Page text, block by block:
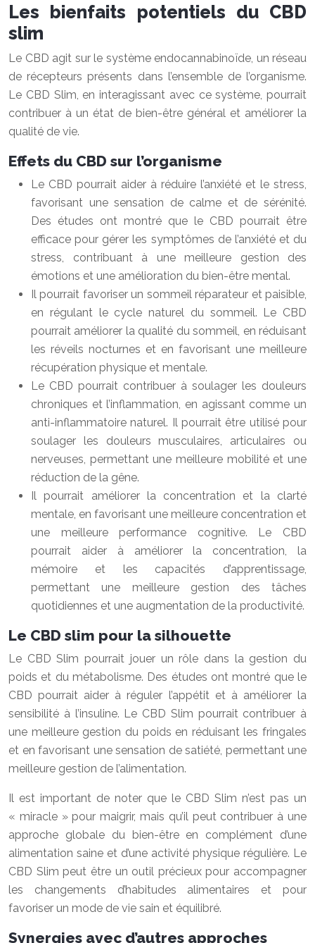
Les bienfaits potentiels du CBD
slim
Le CBD agit sur le système endocannabinoïde, un réseau
de récepteurs présents dans l’ensemble de l’organisme.
Le CBD Slim, en interagissant avec ce système, pourrait
contribuer à un état de bien-être général et améliorer la
qualité de vie.
Effets du CBD sur l’organisme
Le CBD pourrait aider à réduire l’anxiété et le stress,
favorisant une sensation de calme et de sérénité.
Des études ont montré que le CBD pourrait être
efficace pour gérer les symptômes de l’anxiété et du
stress, contribuant à une meilleure gestion des
émotions et une amélioration du bien-être mental.
Il pourrait favoriser un sommeil réparateur et paisible,
en régulant le cycle naturel du sommeil. Le CBD
pourrait améliorer la qualité du sommeil, en réduisant
les réveils nocturnes et en favorisant une meilleure
récupération physique et mentale.
Le CBD pourrait contribuer à soulager les douleurs
chroniques et l’inflammation, en agissant comme un
anti-inflammatoire naturel. Il pourrait être utilisé pour
soulager les douleurs musculaires, articulaires ou
nerveuses, permettant une meilleure mobilité et une
réduction de la gêne.
Il pourrait améliorer la concentration et la clarté
mentale, en favorisant une meilleure concentration et
une meilleure performance cognitive. Le CBD
pourrait aider à améliorer la concentration, la
mémoire et les capacités d’apprentissage,
permettant une meilleure gestion des tâches
quotidiennes et une augmentation de la productivité.
Le CBD slim pour la silhouette
Le CBD Slim pourrait jouer un rôle dans la gestion du
poids et du métabolisme. Des études ont montré que le
CBD pourrait aider à réguler l’appétit et à améliorer la
sensibilité à l’insuline. Le CBD Slim pourrait contribuer à
une meilleure gestion du poids en réduisant les fringales
et en favorisant une sensation de satiété, permettant une
meilleure gestion de l’alimentation.
Il est important de noter que le CBD Slim n’est pas un
« miracle » pour maigrir, mais qu’il peut contribuer à une
approche globale du bien-être en complément d’une
alimentation saine et d’une activité physique régulière. Le
CBD Slim peut être un outil précieux pour accompagner
les changements d’habitudes alimentaires et pour
favoriser un mode de vie sain et équilibré.
Synergies avec d’autres approches